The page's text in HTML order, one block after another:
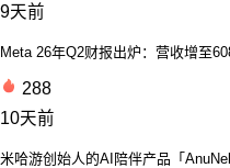
9天前
Meta 26年Q2财报出炉：营收增至
288
10天前
米哈游创始人的AI陪伴产品「